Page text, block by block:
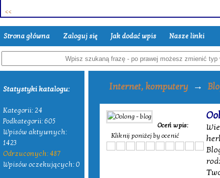
Strona główna Zaloguj się Jak dodać wpis Nasze linki
Statystyki katalogu:
Kategorii: 24
Podkategorii: 605
Wpisów aktywnych:
1423
Odrzuconych: 487
Wpisów oczekujących: 0
Internet, komputery →
Oceń wpis:
Kliknij poniżej by ocenić